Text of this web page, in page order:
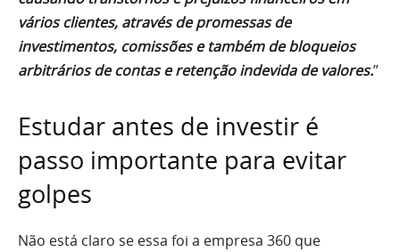
vários clientes, através de promessas de
investimentos, comissões e também de bloqueios
arbitrários de contas e retenção indevida de valores.”
Estudar antes de investir é
passo importante para evitar
golpes
Não está claro se essa foi a empresa 360 que